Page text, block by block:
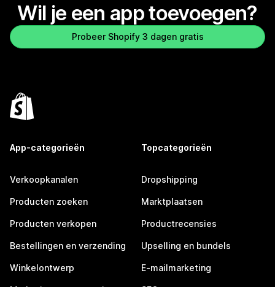
Wil je een app toevoegen?
Probeer Shopify 3 dagen gratis
App-categorieën
Verkoopkanalen
Producten zoeken
Producten verkopen
Bestellingen en verzending
Winkelontwerp
Topcategorieën
Dropshipping
Marktplaatsen
Productrecensies
Upselling en bundels
E-mailmarketing